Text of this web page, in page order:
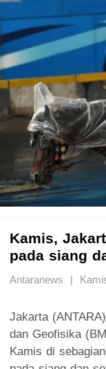
Kamis,
pada siang
Antaranews |
Jakarta
dan Geofisika
Kamis di